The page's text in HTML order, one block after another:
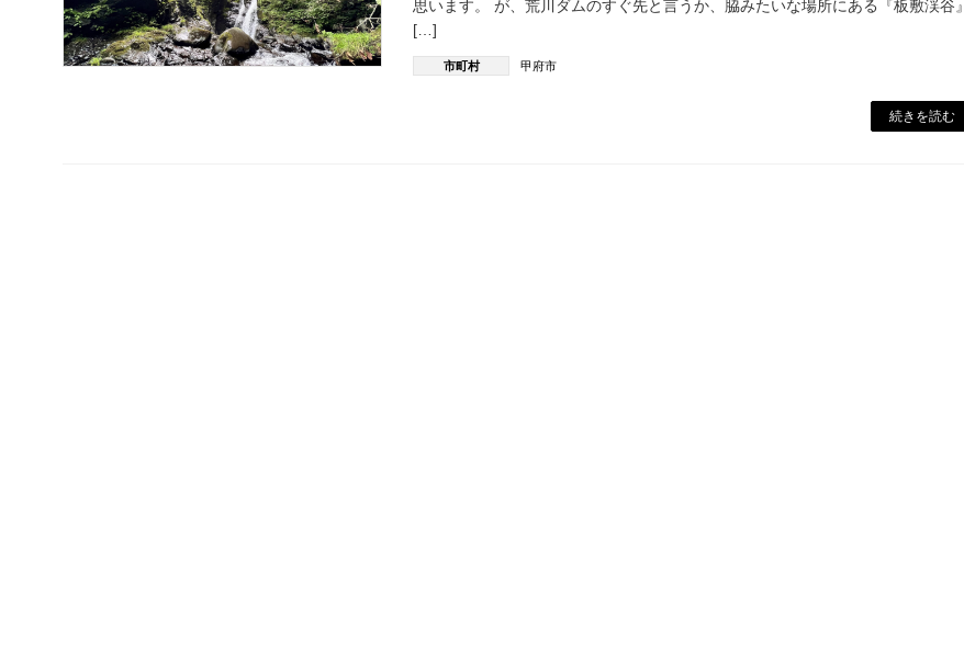
思います。 が、荒川ダムのすぐ先と言うか、脇みたいな場所にある『板敷渓谷』
[…]
市町村 甲府市
続きを読む